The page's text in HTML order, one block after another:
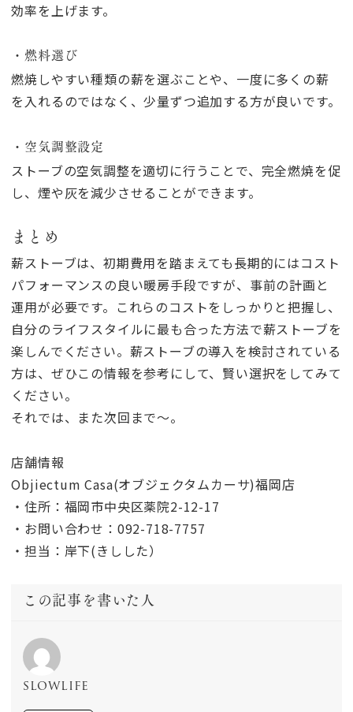
効率を上げます。
・燃料選び
燃焼しやすい種類の薪を選ぶことや、一度に多くの薪
を入れるのではなく、少量ずつ追加する方が良いです。
・空気調整設定
ストーブの空気調整を適切に行うことで、完全燃焼を促
し、煙や灰を減少させることができます。
まとめ
薪ストーブは、初期費用を踏まえても長期的にはコスト
パフォーマンスの良い暖房手段ですが、事前の計画と
運用が必要です。これらのコストをしっかりと把握し、
自分のライフスタイルに最も合った方法で薪ストーブを
楽しんでください。薪ストーブの導入を検討されている
方は、ぜひこの情報を参考にして、賢い選択をしてみて
ください。
それでは、また次回まで〜。
店舗情報
Objiectum Casa(オブジェクタムカーサ)福岡店
・住所：福岡市中央区薬院2-12-17
・お問い合わせ：092-718-7757
・担当：岸下(きしした）
この記事を書いた人
slowlife